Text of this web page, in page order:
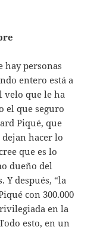
hay personas
entero está a
velo que le ha
el que seguro
Piqué, que
hacer lo
que es lo
dueño del
Y después, “la
con 300.000
en la
esto, en un